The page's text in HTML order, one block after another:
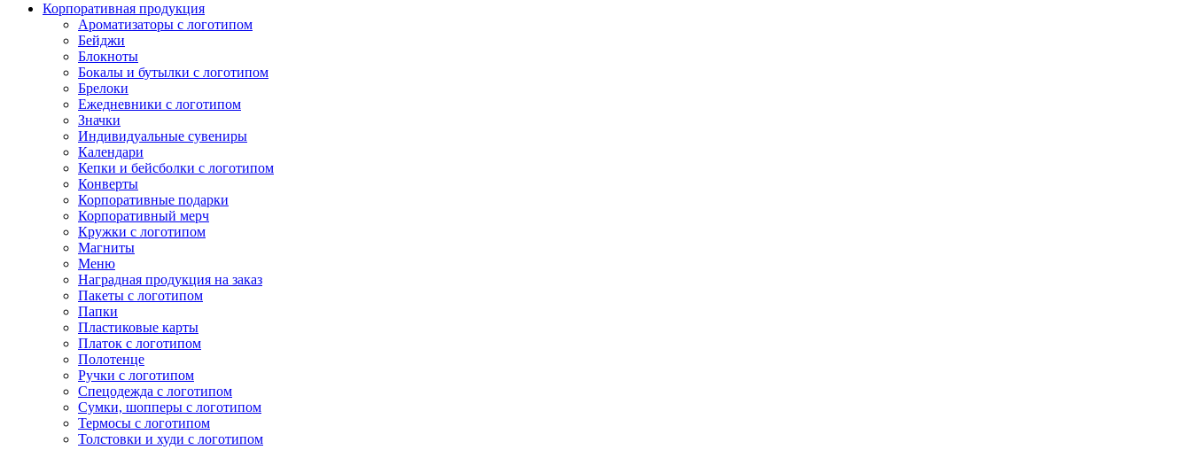
Корпоративная продукция
Ароматизаторы с логотипом
Бейджи
Блокноты
Бокалы и бутылки с логотипом
Брелоки
Ежедневники с логотипом
Значки
Индивидуальные сувениры
Календари
Кепки и бейсболки с логотипом
Конверты
Корпоративные подарки
Корпоративный мерч
Кружки с логотипом
Магниты
Меню
Наградная продукция на заказ
Пакеты с логотипом
Папки
Пластиковые карты
Платок с логотипом
Полотенце
Ручки с логотипом
Спецодежда с логотипом
Сумки, шопперы с логотипом
Термосы с логотипом
Толстовки и худи с логотипом